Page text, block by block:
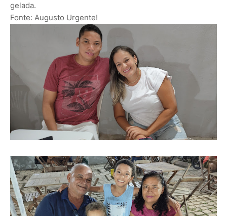
gelada.
Fonte: Augusto Urgente!